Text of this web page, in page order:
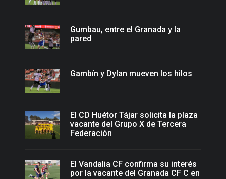
Gumbau, entre el Granada y la
pared
Gambín y Dylan mueven los hilos
El CD Huétor Tájar solicita la plaza
vacante del Grupo X de Tercera
Federación
El Vandalia CF confirma su interés
por la vacante del Granada CF C en